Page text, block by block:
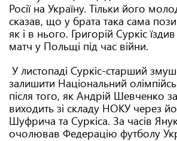
Росії на Україну. Тільки його
сказав, що у брата така сама
як і в нього. Григорій Суркіс
матч у Польщі під час війни.
У листопаді Суркіс-старший
залишити Національний
після того, як Андрій Шевченко
виходить зі складу НОКУ через
Шуфрича та Суркіса. За часів
очолював Федерацію футболу